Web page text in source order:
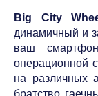
Big City
динамичный и
ваш
операционной
на различных
братство